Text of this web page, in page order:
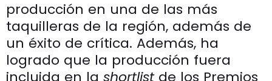
producción en una de las más
taquilleras de la región, además de
un éxito de crítica. Además, ha
logrado que la producción fuera
incluida en la shortlistde los Premios